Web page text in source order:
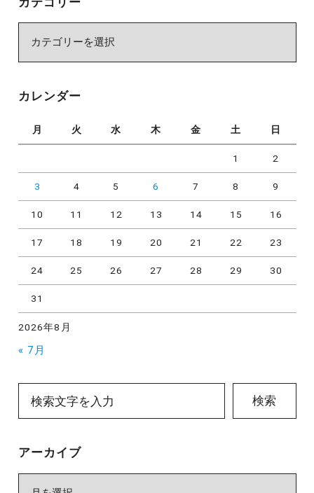
ー
カレンダー
2026年8月
月 火 水 木 金 土 日
1 2
3 4 5 6 7 8 9
10 11 12 13 14 15 16
17 18 19 20 21 22 23
24 25 26 27 28 29 30
31
« 7月
検索
アーカイブ